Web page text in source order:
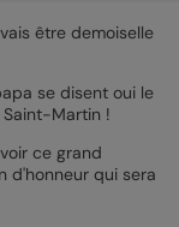
être demoiselle
se disent oui le
Saint-Martin !
ce grand
d'honneur qui sera